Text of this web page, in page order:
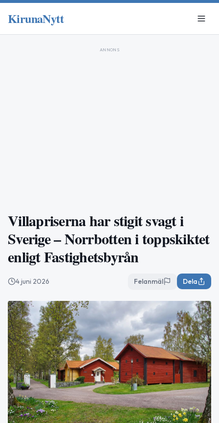
KirunaNytt
ANNONS
Villapriserna har stigit svagt i
Sverige – Norrbotten i toppskiktet
enligt Fastighetsbyrån
4 juni 2026 Felanmäl Dela